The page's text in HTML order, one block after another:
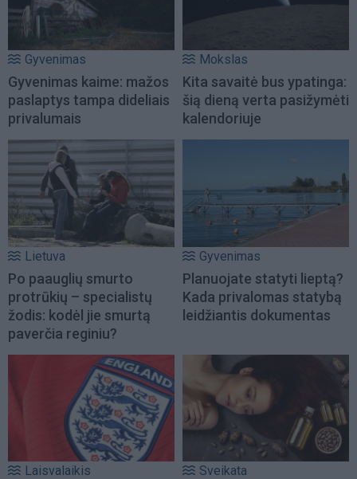
Gyvenimas
Gyvenimas kaime: mažos
paslaptys tampa dideliais
privalumais
Mokslas
Kita savaitė bus ypatinga:
šią dieną verta pasižymėti
kalendoriuje
Lietuva
Po paauglių smurto
protrūkių – specialistų
žodis: kodėl jie smurtą
paverčia reginiu?
Gyvenimas
Planuojate statyti lieptą?
Kada privalomas statybą
leidžiantis dokumentas
Laisvalaikis Sveikata